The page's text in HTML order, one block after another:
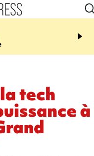
13:49
mineurs - un courrier
tech
à